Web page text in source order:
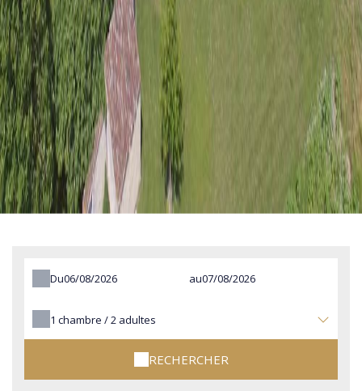
Du au
1 chambre /2 adultes
RECHERCHER